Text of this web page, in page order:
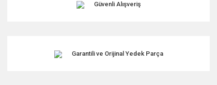
Güvenli Alışveriş
Garantili ve Orijinal Yedek Parça